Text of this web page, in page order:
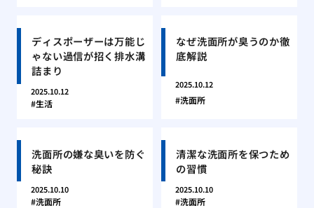
ディスポーザーは万能じ
ゃない過信が招く排水溝
詰まり
2025.10.12
生活
なぜ洗面所が臭うのか徹
底解説
2025.10.12
洗面所
洗面所の嫌な臭いを防ぐ
秘訣
2025.10.10
洗面所
清潔な洗面所を保つため
の習慣
2025.10.10
洗面所